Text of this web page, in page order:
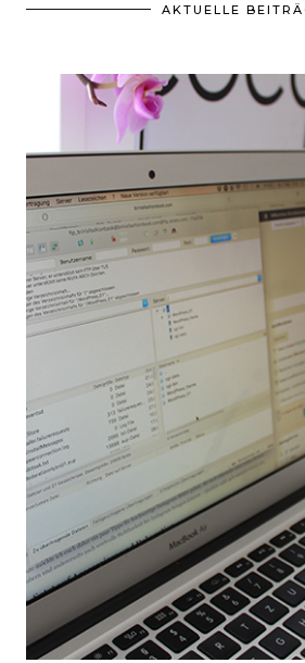
AKTUELLE